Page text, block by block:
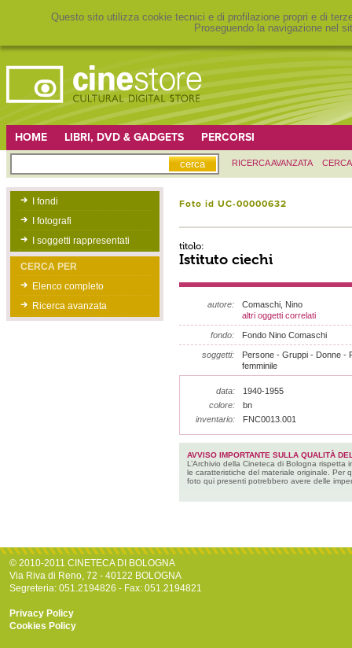
Questo sito utilizza cookie tecnici e di profilazione propri e di
Proseguendo la navigazione nel
HOME LIBRI, DVD & GADGETS PERCORSI
RICERCA AVANZATA
I fondi
I fotografi
I soggetti rappresentati
CERCA PER
Elenco completo
Ricerca avanzata
Foto id UC-00000632
titolo:
Istituto ciechi
autore:
Comaschi, Nino
altri oggetti correlati
fondo: Fondo Nino Comaschi
soggetti:
Persone - Gruppi - Donne -
femminile
data:
1940-1955
colore:
bn
inventario:
FNC0013.001
AVVISO IMPORTANTE SULLA QUALITÀ
L’Archivio della Cineteca di Bologna rispetta
le caratteristiche del materiale originale. Per
foto qui presenti potrebbero avere delle
© 2010-2011 CINETECA DI BOLOGNA
Via Riva di Reno, 72 - 40122 BOLOGNA
Segreteria: 051.2194826 - Fax: 051.2194821
Privacy Policy
Cookies Policy